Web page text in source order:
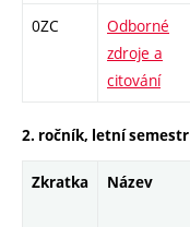
0ZC
Odborné
zdroje a
citování
2. ročník, letní semestr
Zkratka Název